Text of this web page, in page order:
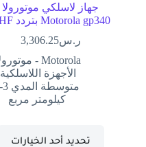
جهاز لاسلكي موتورولا
Motorola gp340 بتردد VHF
ر.س3,306.25
Motorola - موتورولا
الأجهزة اللاسلكية
كيلومتر مربع
تحديد أحد الخيارات